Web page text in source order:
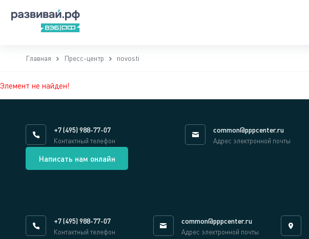
Главная Пресс-центр novosti
Элемент не найден!
+7 (495) 988-77-07
Контактный телефон
common@pppcenter.ru
Адрес электронной почты
Написать нам онлайн
+7 (495) 988-77-07
Контактный телефон
common@pppcenter.ru
Адрес электронной почты